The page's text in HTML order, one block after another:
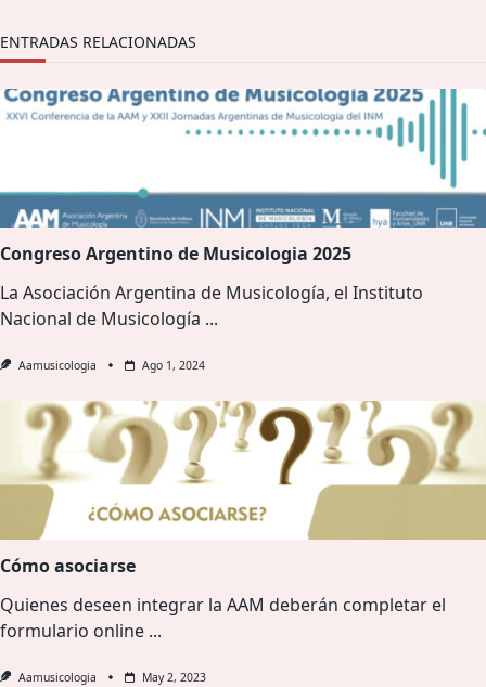
ENTRADAS RELACIONADAS
Congreso Argentino de Musicologia 2025
La Asociación Argentina de Musicología, el Instituto
Nacional de Musicología ...
Aamusicologia Ago 1, 2024
Cómo asociarse
Quienes deseen integrar la AAM deberán completar el
formulario online ...
Aamusicologia May 2, 2023